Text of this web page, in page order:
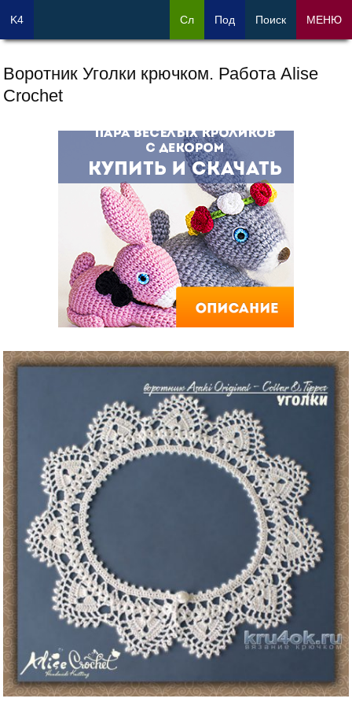
Воротник Уголки крючком. Работа Alise
Crochet
K4 Сл Под Поиск МЕНЮ